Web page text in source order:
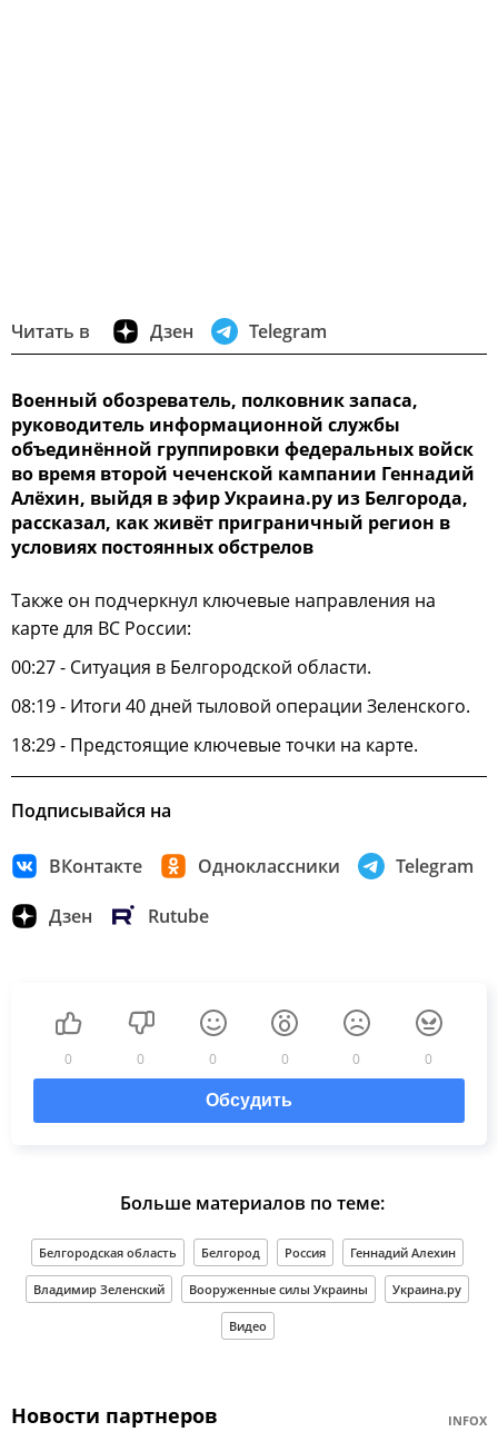
Читать в Дзен Telegram
Военный обозреватель, полковник запаса,
руководитель информационной службы
объединённой группировки федеральных войск
во время второй чеченской кампании Геннадий
Алёхин, выйдя в эфир Украина.ру из Белгорода,
рассказал, как живёт приграничный регион в
условиях постоянных обстрелов
Также он подчеркнул ключевые направления на
карте для ВС России:
00:27 - Ситуация в Белгородской области.
08:19 - Итоги 40 дней тыловой операции Зеленского.
18:29 - Предстоящие ключевые точки на карте.
Подписывайся на
ВКонтакте Одноклассники Telegram
Дзен Rutube
0 0 0 0 0 0
Обсудить
Больше материалов по теме:
Белгородская область Белгород Россия Геннадий Алехин
Владимир Зеленский Вооруженные силы Украины Украина.ру
Видео
Новости партнеров INFOX